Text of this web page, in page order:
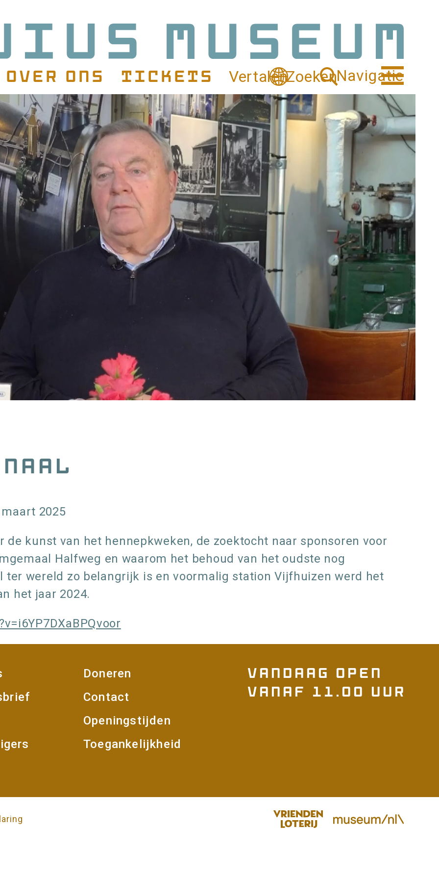
Over ons Tickets VertalenZoekenNavigatie
2025
kunst van het hennepkweken, de zoektocht naar sponsoren voor
Halfweg en waarom het behoud van het oudste nog
ter wereld zo belangrijk is en voormalig station Vijfhuizen werd het
het jaar 2024.
Doneren
Contact
Openingstijden
Toegankelijkheid
Vandaag open
vanaf 11.00 uur